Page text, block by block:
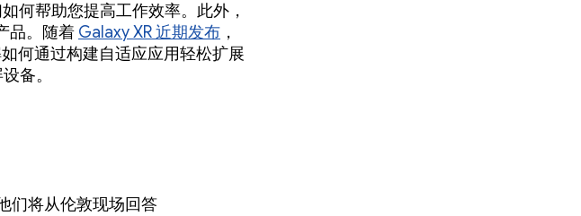
何帮助您提高工作效率。此外，
品。随着 Galaxy XR 近期发布 ，
何通过构建自适应应用轻松扩展
备。
们将从伦敦现场回答